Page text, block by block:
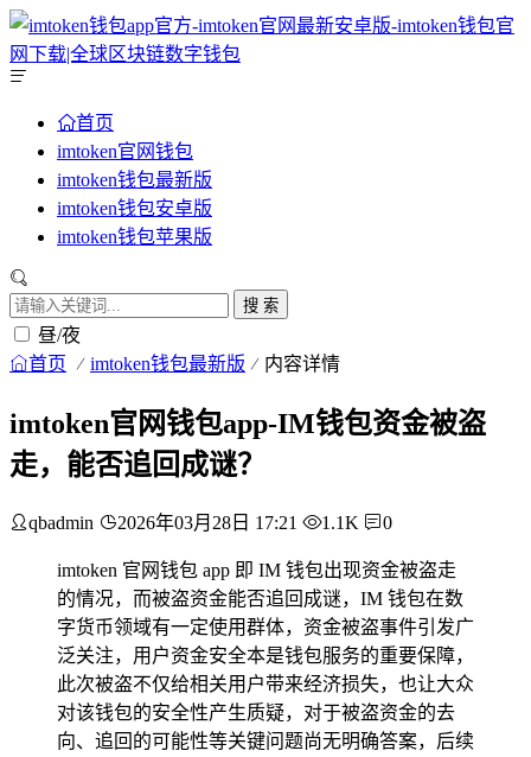
首页
imtoken官网钱包
imtoken钱包最新版
imtoken钱包安卓版
imtoken钱包苹果版
搜 索
昼/夜
首页 imtoken钱包最新版 内容详情
imtoken官网钱包app-IM钱包资金被盗
走，能否追回成谜？
qbadmin 2026年03月28日 17:21 1.1K 0
imtoken 官网钱包 app 即 IM 钱包出现资金被盗走
的情况，而被盗资金能否追回成谜，IM 钱包在数
字货币领域有一定使用群体，资金被盗事件引发广
泛关注，用户资金安全本是钱包服务的重要保障，
此次被盗不仅给相关用户带来经济损失，也让大众
对该钱包的安全性产生质疑，对于被盗资金的去
向、追回的可能性等关键问题尚无明确答案，后续